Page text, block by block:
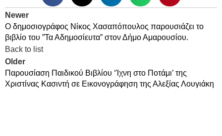
Newer
Ο δημοσιογράφος Νίκος Χασαπόπουλος παρουσιάζει το
βιβλίο του ”Τα Αδημοσίευτα” στον Δήμο Αμαρουσίου.
Back to list
Older
Παρουσίαση Παιδικού Βιβλίου ‘Ίχνη στο Ποτάμι’ της
Χριστίνας Κασιντή σε Εικονογράφηση της Αλεξίας Λουγιάκη